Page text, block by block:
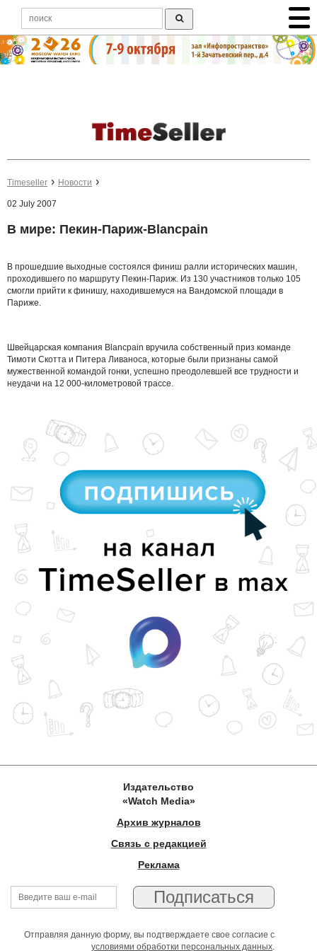
Timeseller Новости
02 July 2007
В мире: Пекин-Париж-Blancpain
В прошедшие выходные состоялся финиш ралли исторических машин,
проходившего по маршруту Пекин-Париж. Из 130 участников только 105
смогли прийти к финишу, находившемуся на Вандомской площади в
Париже.
Швейцарская компания Blancpain вручила собственный приз команде
Тимоти Скотта и Питера Ливаноса, которые были признаны самой
мужественной командой гонки, успешно преодолевшей все трудности и
неудачи на 12 000-километровой трассе.
Издательство
«Watch Media»
Архив журналов
Связь с редакцией
Реклама
Отправляя данную форму, вы подтверждаете свое согласие с
условиями обработки персональных данных.